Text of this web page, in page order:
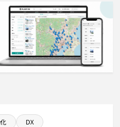
プロジェクト
ジェクト
ェクト
ジェクト
DX